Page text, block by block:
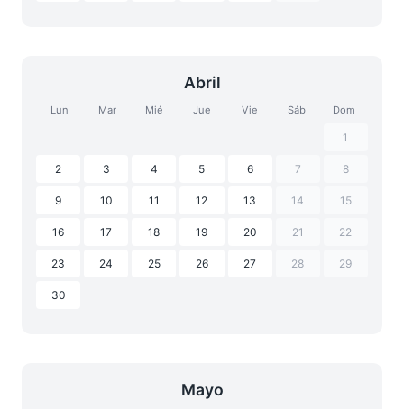
Abril
Lun Mar Mié Jue Vie Sáb Dom
1
2 3 4 5 6 7 8
9 10 11 12 13 14 15
16 17 18 19 20 21 22
23 24 25 26 27 28 29
30
Mayo